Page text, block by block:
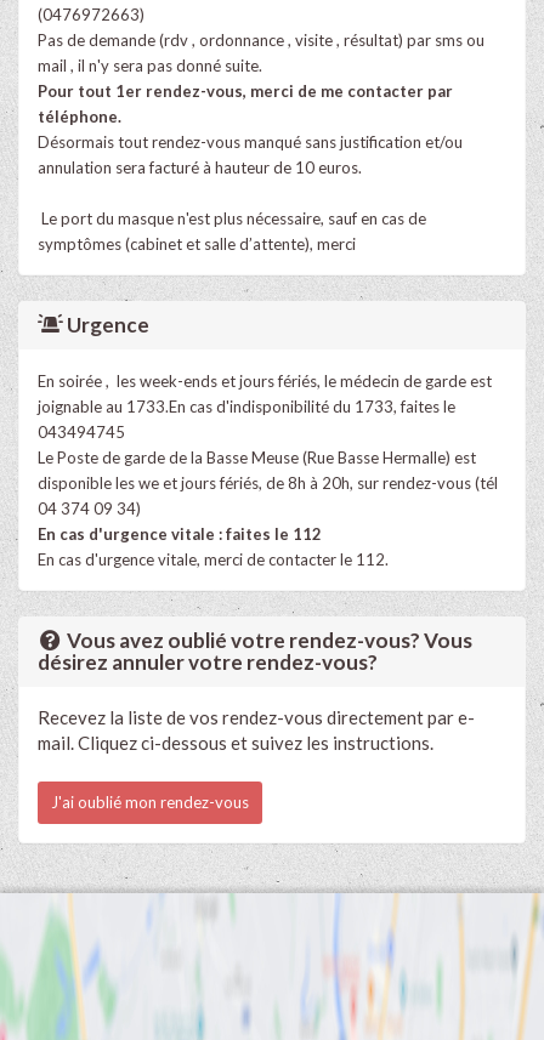
(0476972663)
Pas de demande (rdv , ordonnance , visite , résultat) par sms ou
mail , il n'y sera pas donné suite.
Pour tout 1er rendez-vous, merci de me contacter par
téléphone.
Désormais tout rendez-vous manqué sans justification et/ou
annulation sera facturé à hauteur de 10 euros.
Le port du masque n'est plus nécessaire, sauf en cas de
symptômes (cabinet et salle d’attente), merci
Urgence
En soirée , les week-ends et jours fériés, le médecin de garde est
joignable au 1733.En cas d'indisponibilité du 1733, faites le
043494745
Le Poste de garde de la Basse Meuse (Rue Basse Hermalle) est
disponible les we et jours fériés, de 8h à 20h, sur rendez-vous (tél
04 374 09 34)
En cas d'urgence vitale : faites le 112
En cas d'urgence vitale, merci de contacter le 112.
Vous avez oublié votre rendez-vous? Vous
désirez annuler votre rendez-vous?
Recevez la liste de vos rendez-vous directement par e-
mail. Cliquez ci-dessous et suivez les instructions.
J'ai oublié mon rendez-vous